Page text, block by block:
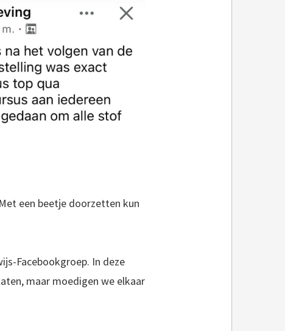
een beetje doorzetten kun
Facebookgroep. In deze
maar moedigen we elkaar